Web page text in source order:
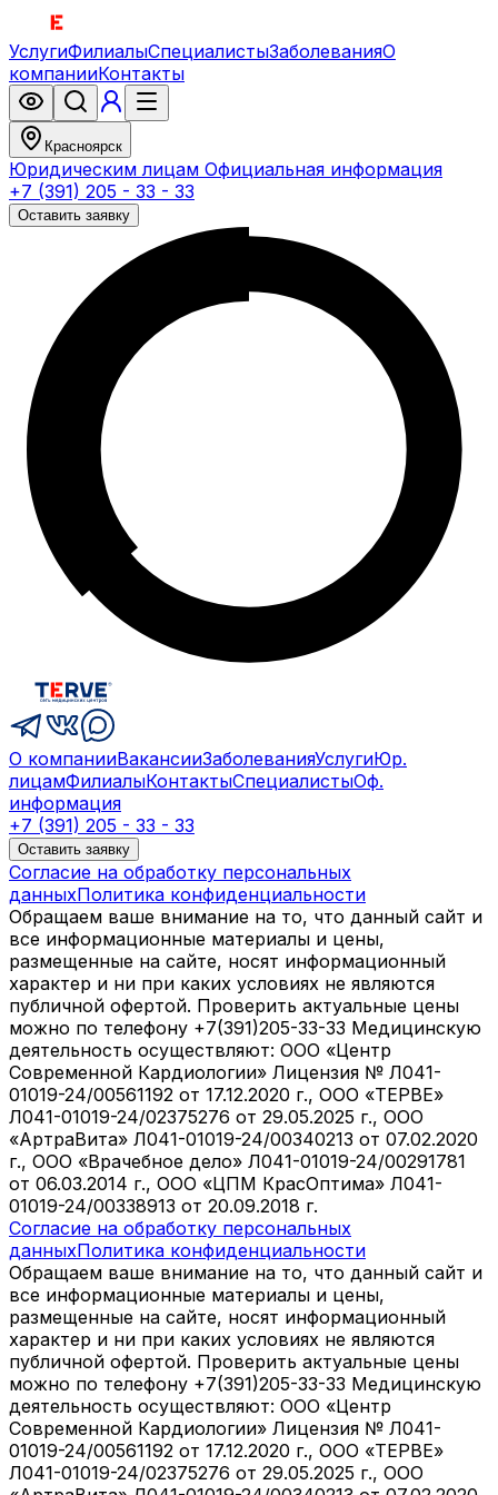
УслугиФилиалыСпециалистыЗаболеванияО
компанииКонтакты
Красноярск
Юридическим лицам Официальная информация
+7 (391) 205 - 33 - 33
Оставить заявку
О компанииВакансииЗаболеванияУслугиЮр.
лицамФилиалыКонтактыСпециалистыОф.
информация
+7 (391) 205 - 33 - 33
Оставить заявку
Согласие на обработку персональных
данныхПолитика конфиденциальности
Обращаем ваше внимание на то, что данный сайт и
все информационные материалы и цены,
размещенные на сайте, носят информационный
характер и ни при каких условиях не являются
публичной офертой. Проверить актуальные цены
можно по телефону +7(391)205-33-33 Медицинскую
деятельность осуществляют: ООО «Центр
Современной Кардиологии» Лицензия № Л041-
01019-24/00561192 от 17.12.2020 г., ООО «ТЕРВЕ»
Л041-01019-24/02375276 от 29.05.2025 г., ООО
«АртраВита» Л041-01019-24/00340213 от 07.02.2020
г., ООО «Врачебное дело» Л041-01019-24/00291781
от 06.03.2014 г., ООО «ЦПМ КрасОптима» Л041-
01019-24/00338913 от 20.09.2018 г.
Согласие на обработку персональных
данныхПолитика конфиденциальности
Обращаем ваше внимание на то, что данный сайт и
все информационные материалы и цены,
размещенные на сайте, носят информационный
характер и ни при каких условиях не являются
публичной офертой. Проверить актуальные цены
можно по телефону +7(391)205-33-33 Медицинскую
деятельность осуществляют: ООО «Центр
Современной Кардиологии» Лицензия № Л041-
01019-24/00561192 от 17.12.2020 г., ООО «ТЕРВЕ»
Л041-01019-24/02375276 от 29.05.2025 г., ООО